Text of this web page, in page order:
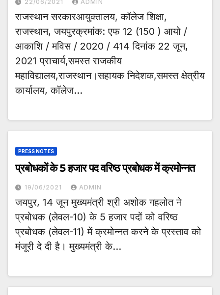
22/06/2021 ADMIN
राजस्थान सरकारआयुक्तालय, कॉलेज शिक्षा,
राजस्थान, जयपुरक्रमांक: एफ 12 (150 ) आयो /
आकाशि / मविस / 2020 / 414 दिनांक 22 जून,
2021 प्राचार्य,समस्त राजकीय
महाविद्यालय,राजस्थान।सहायक निदेशक,समस्त क्षेत्रीय
कार्यालय, कॉलेज…
PRESS NOTES
प्रबोधकों के 5 हजार पद वरिष्ठ प्रबोधक में क्रमोन्नत
19/06/2021 ADMIN
जयपुर, 14 जून मुख्यमंत्री श्री अशोक गहलोत ने
प्रबोधक (लेवल-10) के 5 हजार पदों को वरिष्ठ
प्रबोधक (लेवल-11) में क्रमोन्नत करने के प्रस्ताव को
मंजूरी दे दी है। मुख्यमंत्री के…